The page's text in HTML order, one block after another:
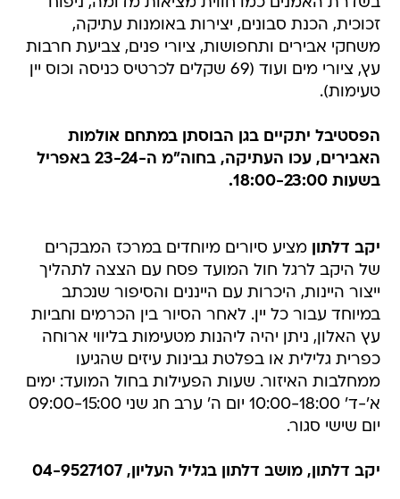
זכוכית, הכנת סבונים, יצירות באומנות עתיקה,
משחקי אבירים ותחפושות, ציורי פנים, צביעת חרבות
עץ, ציורי מים ועוד (69 שקלים לכרטיס כניסה וכוס יין
טעימות).
הפסטיבל יתקיים בגן הבוסתן במתחם אולמות
האבירים, עכו העתיקה, בחוה"מ ה-23-24 באפריל
בשעות 18:00-23:00.
יקב דלתון מציע סיורים מיוחדים במרכז המבקרים
של היקב לרגל חול המועד פסח עם הצצה לתהליך
ייצור היינות, היכרות עם הייננים והסיפור שנכתב
במיוחד עבור כל יין. לאחר הסיור בין הכרמים וחביות
עץ האלון, ניתן יהיה ליהנות מטעימות בליווי ארוחה
כפרית גלילית או בפלטת גבינות עיזים שהגיעו
ממחלבות האיזור. שעות הפעילות בחול המועד: ימים
א'-ד' 10:00-18:00 יום ה' ערב חג שני 09:00-15:00
יום שישי סגור.
יקב דלתון, מושב דלתון בגליל העליון, 04-9527107